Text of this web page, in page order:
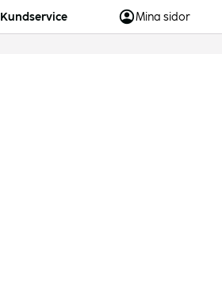
Kundservice Mina sidor